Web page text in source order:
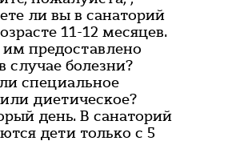
ли вы в санаторий
11-12 месяцев.
предоставлено
случае болезни?
специальное
диетическое?
день. В санаторий
дети только с 5